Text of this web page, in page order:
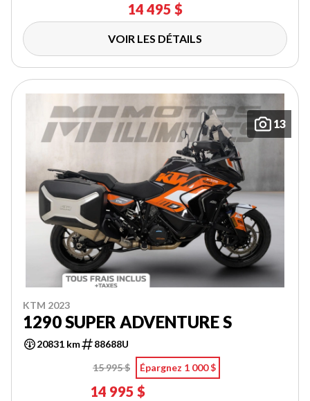
14 495 $
VOIR LES DÉTAILS
13
KTM 2023
1290 SUPER ADVENTURE S
20831 km
88688U
15 995 $
Épargnez 1 000 $
14 995 $